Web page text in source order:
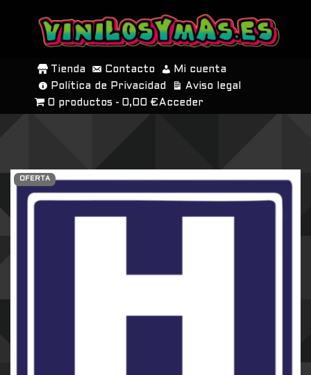
SALTAR
CONTENIDO
Tienda Contacto
Mi cuenta
Política de Privacidad
Aviso legal
0 productos
0,00 € Acceder
OFERTA